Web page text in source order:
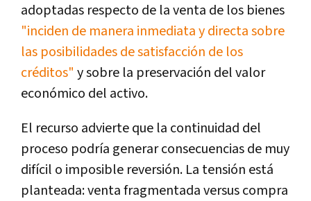
adoptadas respecto de la venta de los bienes
"inciden de manera inmediata y directa sobre
las posibilidades de satisfacción de los
créditos" y sobre la preservación del valor
económico del activo.
El recurso advierte que la continuidad del
proceso podría generar consecuencias de muy
difícil o imposible reversión. La tensión está
planteada: venta fragmentada versus compra